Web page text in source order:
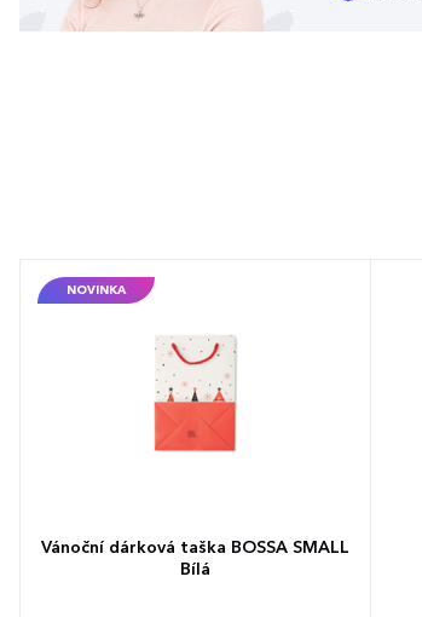
NOVINKA
Vánoční dárková taška BOSSA SMALL
Bílá